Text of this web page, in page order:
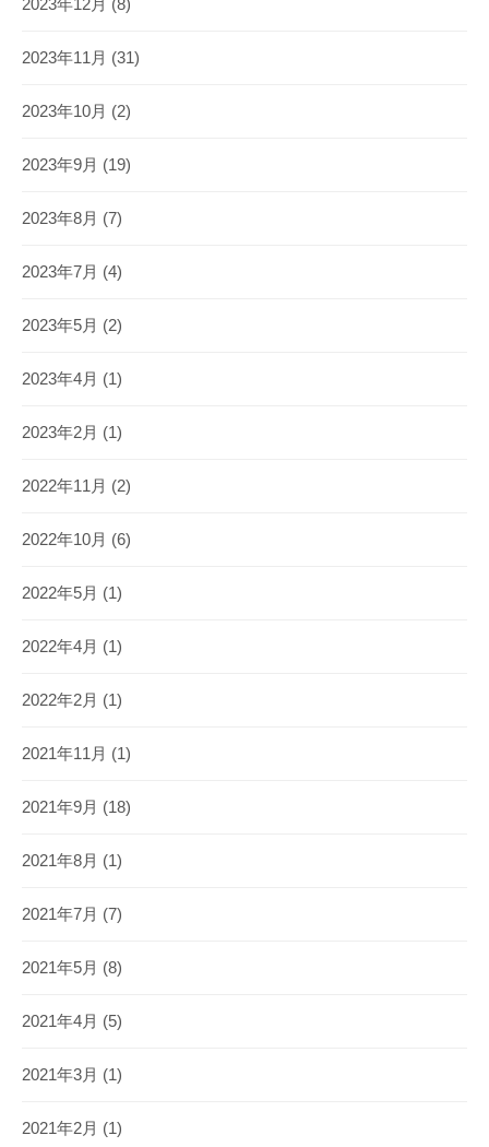
2023年12月 (8)
2023年11月 (31)
2023年10月 (2)
2023年9月 (19)
2023年8月 (7)
2023年7月 (4)
2023年5月 (2)
2023年4月 (1)
2023年2月 (1)
2022年11月 (2)
2022年10月 (6)
2022年5月 (1)
2022年4月 (1)
2022年2月 (1)
2021年11月 (1)
2021年9月 (18)
2021年8月 (1)
2021年7月 (7)
2021年5月 (8)
2021年4月 (5)
2021年3月 (1)
2021年2月 (1)